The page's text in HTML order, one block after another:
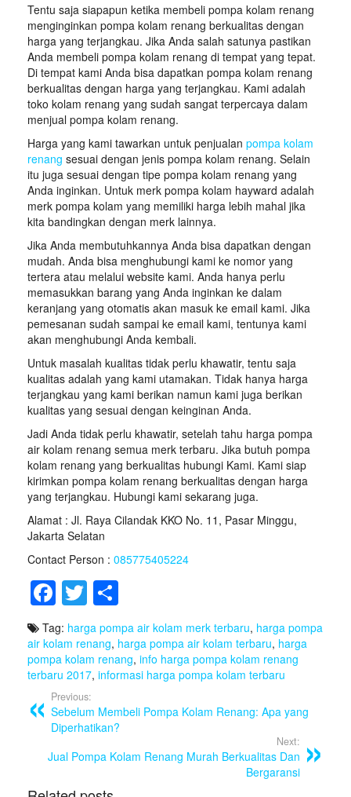
Tentu saja siapapun ketika membeli pompa kolam renang
menginginkan pompa kolam renang berkualitas dengan
harga yang terjangkau. Jika Anda salah satunya pastikan
Anda membeli pompa kolam renang di tempat yang tepat.
Di tempat kami Anda bisa dapatkan pompa kolam renang
berkualitas dengan harga yang terjangkau. Kami adalah
toko kolam renang yang sudah sangat terpercaya dalam
menjual pompa kolam renang.
Harga yang kami tawarkan untuk penjualan pompa kolam
renang sesuai dengan jenis pompa kolam renang. Selain
itu juga sesuai dengan tipe pompa kolam renang yang
Anda inginkan. Untuk merk pompa kolam hayward adalah
merk pompa kolam yang memiliki harga lebih mahal jika
kita bandingkan dengan merk lainnya.
Jika Anda membutuhkannya Anda bisa dapatkan dengan
mudah. Anda bisa menghubungi kami ke nomor yang
tertera atau melalui website kami. Anda hanya perlu
memasukkan barang yang Anda inginkan ke dalam
keranjang yang otomatis akan masuk ke email kami. Jika
pemesanan sudah sampai ke email kami, tentunya kami
akan menghubungi Anda kembali.
Untuk masalah kualitas tidak perlu khawatir, tentu saja
kualitas adalah yang kami utamakan. Tidak hanya harga
terjangkau yang kami berikan namun kami juga berikan
kualitas yang sesuai dengan keinginan Anda.
Jadi Anda tidak perlu khawatir, setelah tahu harga pompa
air kolam renang semua merk terbaru. Jika butuh pompa
kolam renang yang berkualitas hubungi Kami. Kami siap
kirimkan pompa kolam renang berkualitas dengan harga
yang terjangkau. Hubungi kami sekarang juga.
Alamat : Jl. Raya Cilandak KKO No. 11, Pasar Minggu,
Jakarta Selatan
Contact Person : 085775405224
F
a
c
e
b
o
o
k
T
wi
tt
er
h
ar
e
Tag: harga pompa air kolam merk terbaru, harga pompa
air kolam renang, harga pompa air kolam terbaru, harga
pompa kolam renang, info harga pompa kolam renang
terbaru 2017, informasi harga pompa kolam terbaru
Previous:
Sebelum Membeli Pompa Kolam Renang: Apa yang
Diperhatikan?
Next:
Jual Pompa Kolam Renang Murah Berkualitas Dan
Bergaransi